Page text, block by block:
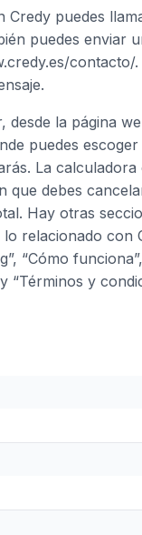
Credy puedes
puedes enviar
contacto/
desde la página
puedes
La
que debes
Hay otras
relacionado con
“Cómo
“Términos y